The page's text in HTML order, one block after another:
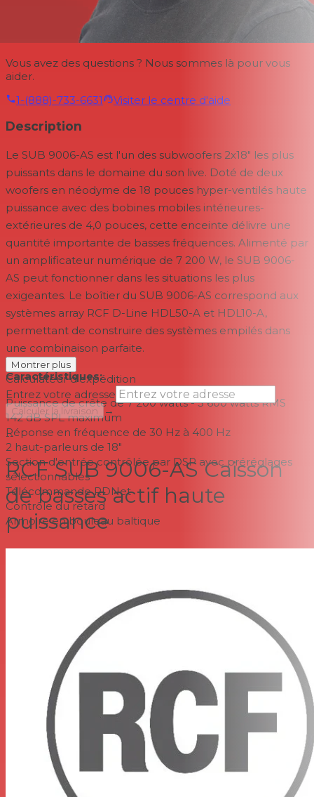
Vous avez des questions ? Nous sommes là pour vous
aider.
1-(888)-733-6631
Visiter le centre d'aide
Description
Le SUB 9006-AS est l'un des subwoofers 2x18" les plus
puissants dans le domaine du son live. Doté de deux
woofers en néodyme de 18 pouces hyper-ventilés haute
puissance avec des bobines mobiles intérieures-
extérieures de 4,0 pouces, cette enceinte délivre une
quantité importante de basses fréquences. Alimenté par
un amplificateur numérique de 7 200 W, le SUB 9006-
AS peut fonctionner dans les situations les plus
exigeantes. Le boîtier du SUB 9006-AS correspond aux
systèmes array RCF D-Line HDL50-A et HDL10-A,
permettant de construire des systèmes empilés dans
une combinaison parfaite.
Caractéristiques:
Puissance de crête de 7 200 watts - 3 600 watts RMS
142 dB SPL maximum
Réponse en fréquence de 30 Hz à 400 Hz
2 haut-parleurs de 18"
Section d'entrée contrôlée par DSP avec préréglages
sélectionnables
Télécommande RDNet
Contrôle du retard
Armoire en bouleau baltique
Montrer plus
Calculateur d'expédition
Entrez votre adresse
Calculer la livraison →
--
RCF SUB 9006-AS Caisson
de basses actif haute
puissance